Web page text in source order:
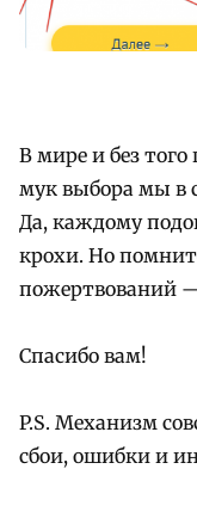
В мире и без
мук выбора мы в
Да, каждому
крохи. Но
пожертвований
Спасибо вам!
P.S. Механизм
сбои, ошибки и